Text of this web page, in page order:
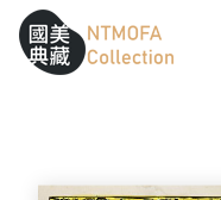
跳到中間主要內容區
網站導覽
:::